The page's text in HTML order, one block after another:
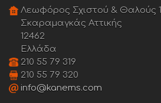
Λεωφόρος Σχιστού & Θαλούς 1
Σκαραμαγκάς Αττικής
12462
Ελλάδα
210 55 79 319
210 55 79 320
info@kanems.com